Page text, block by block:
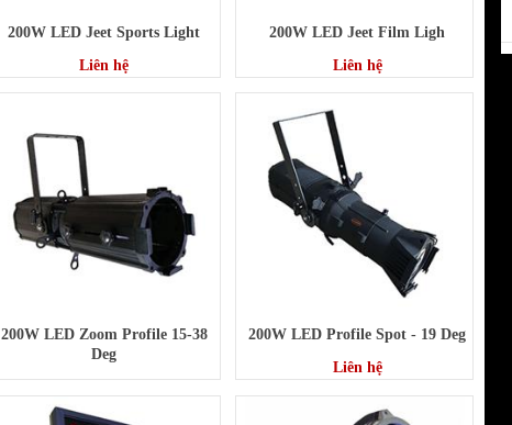
200W LED Jeet Sports Light
Liên hệ
200W LED Jeet Film Ligh
Liên hệ
200W LED Zoom Profile 15-38
Deg
200W LED Profile Spot - 19 Deg
Liên hệ